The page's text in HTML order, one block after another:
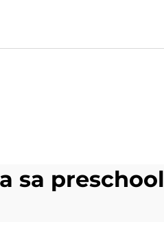
sa preschool